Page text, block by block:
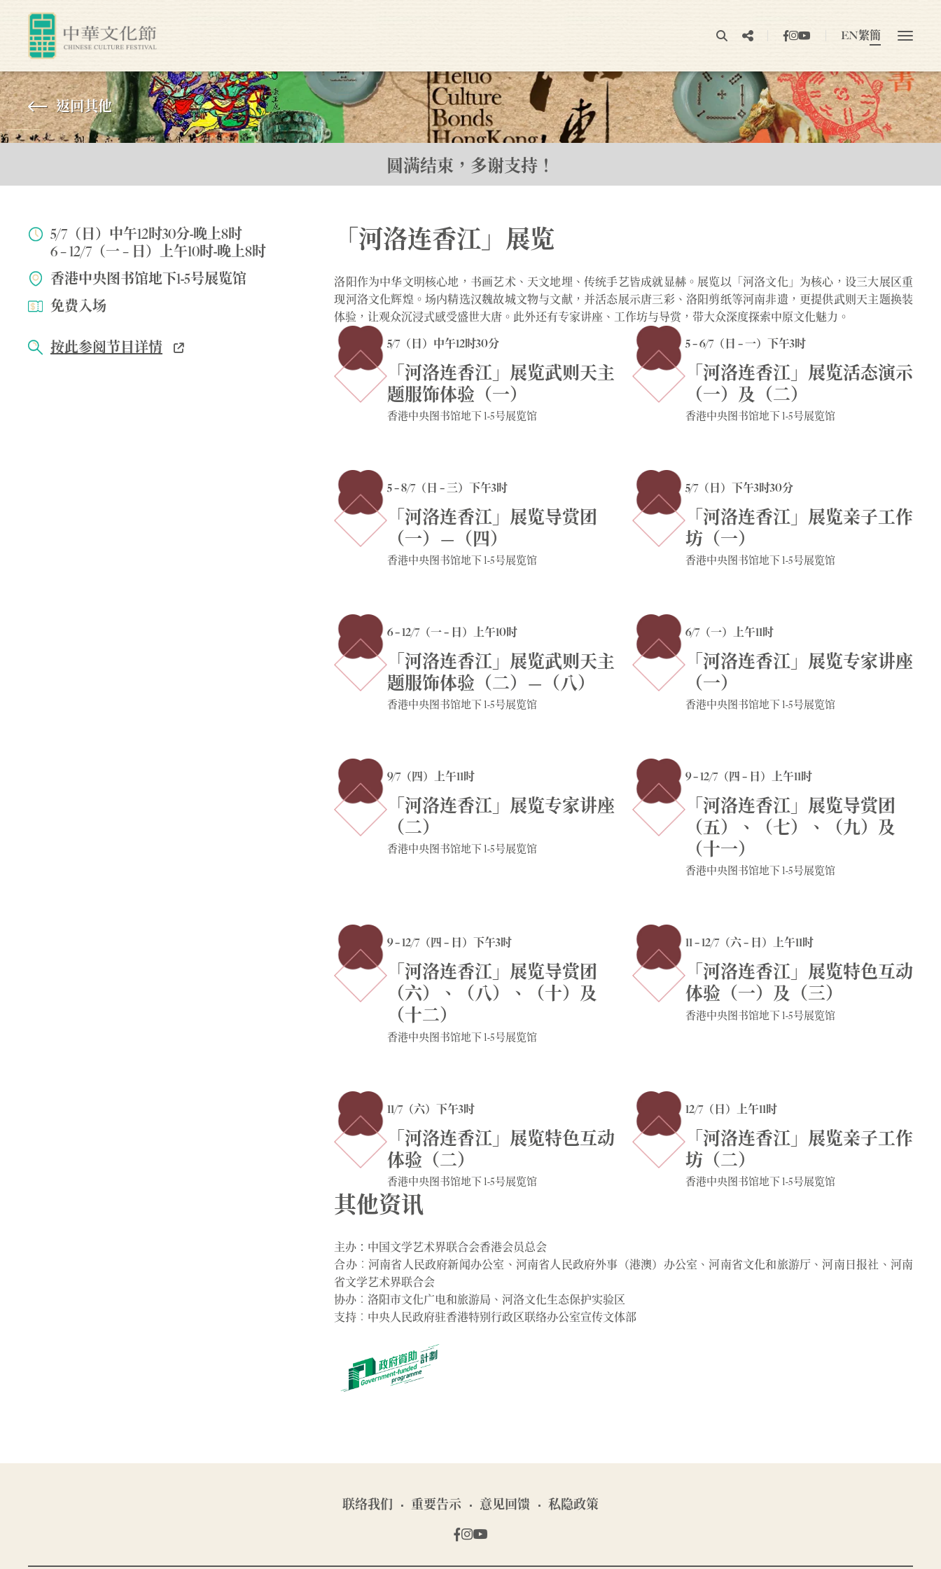
EN繁簡
返回其他
5/7（日）中午12时30分-晚上8时
6 – 12/7（一 – 日）上午10时-晚上8时
香港中央图书馆地下1-5号展览馆
免费入场
按此参阅节目详情
「河洛连香江」展览
洛阳作为中华文明核心地，书画艺术、天文地埋、传统手艺皆成就显赫。展览以「河洛文化」为核心，设三大展区重
现河洛文化辉煌。场内精选汉魏故城文物与文献，并活态展示唐三彩、洛阳剪纸等河南非遗，更提供武则天主题换装
体验，让观众沉浸式感受盛世大唐。此外还有专家讲座、工作坊与导赏，带大众深度探索中原文化魅力。
5/7（日）中午12时30分
「河洛连香江」展览武则天主
题服饰体验（一）
香港中央图书馆地下 1-5号展览馆
5 – 6/7（日 – 一）下午3时
「河洛连香江」展览活态演示
（一）及（二）
香港中央图书馆地下 1-5号展览馆
5 – 8/7（日 – 三）下午3时
「河洛连香江」展览导赏团
（一）—（四）
香港中央图书馆地下 1-5号展览馆
5/7（日）下午3时30分
「河洛连香江」展览亲子工作
坊（一）
香港中央图书馆地下 1-5号展览馆
6 – 12/7（一 – 日）上午10时
「河洛连香江」展览武则天主
题服饰体验（二）—（八）
香港中央图书馆地下 1-5号展览馆
6/7（一）上午11时
「河洛连香江」展览专家讲座
（一）
香港中央图书馆地下 1-5号展览馆
9/7（四）上午11时
「河洛连香江」展览专家讲座
（二）
香港中央图书馆地下 1-5号展览馆
9 – 12/7（四 – 日）上午11时
「河洛连香江」展览导赏团
（五）、（七）、（九）及
（十一）
香港中央图书馆地下 1-5号展览馆
9 – 12/7（四 – 日）下午3时
「河洛连香江」展览导赏团
（六）、（八）、（十）及
（十二）
香港中央图书馆地下 1-5号展览馆
11 – 12/7（六 – 日）上午11时
「河洛连香江」展览特色互动
体验（一）及（三）
香港中央图书馆地下 1-5号展览馆
11/7（六）下午3时
「河洛连香江」展览特色互动
体验（二）
香港中央图书馆地下 1-5号展览馆
12/7（日）上午11时
「河洛连香江」展览亲子工作
坊（二）
香港中央图书馆地下 1-5号展览馆
其他资讯
主办：中国文学艺术界联合会香港会员总会
合办︰河南省人民政府新闻办公室、河南省人民政府外事（港澳）办公室、河南省文化和旅游厅、河南日报社、河南
省文学艺术界联合会
协办︰洛阳市文化广电和旅游局、河洛文化生态保护实验区
支持︰中央人民政府驻香港特别行政区联络办公室宣传文体部
圆满结束，多谢支持！
联络我们 重要告示 意见回馈 私隐政策